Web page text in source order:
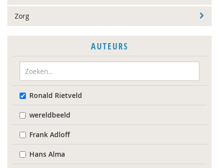
Zorg
AUTEURS
Ronald Rietveld
wereldbeeld
Frank Adloff
Hans Alma